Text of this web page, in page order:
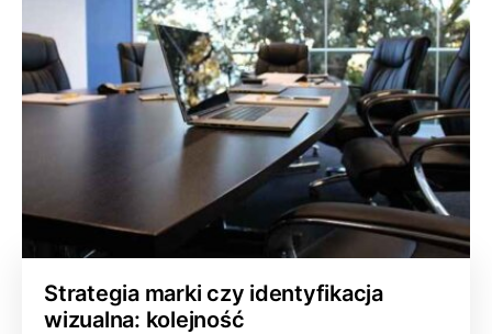
Strategia marki czy identyfikacja
wizualna: kolejność